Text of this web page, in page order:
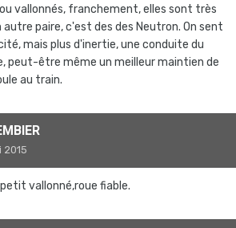
vallonnés, franchement, elles sont très
paire, c'est des des Neutron. On sent
mais plus d'inertie, une conduite du
peut-être même un meilleur maintien de
au train.
2015
vallonné,roue fiable.